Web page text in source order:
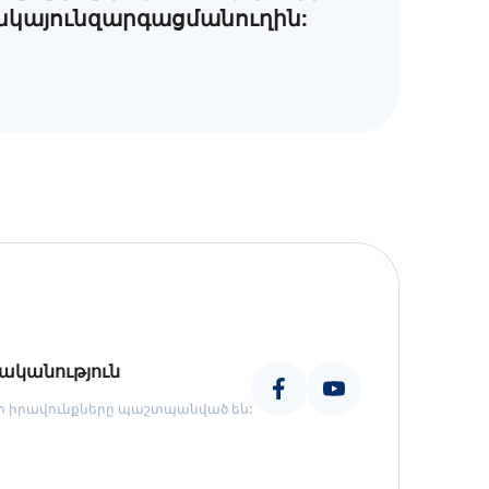
իրավունքները պաշտպանված են: